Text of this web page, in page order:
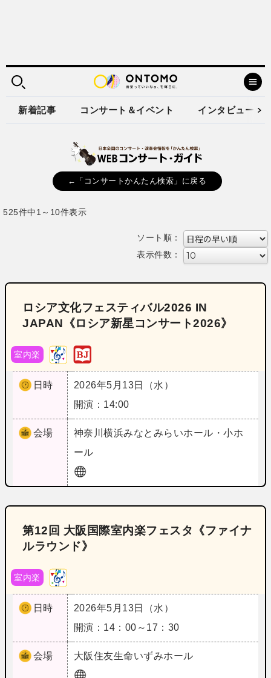
新着記事 コンサート＆イベント インタビュー
←「コンサートかんたん検索」に戻る
525件中1～10件表示
ソート順：
表示件数：
ロシア文化フェスティバル2026 IN
JAPAN《ロシア新星コンサート2026》
室内楽
日時
2026年5月13日（水）
開演：14:00
会場 神奈川横浜みなとみらいホール・小ホ
ール
第12回 大阪国際室内楽フェスタ《ファイナ
ルラウンド》
室内楽
日時
2026年5月13日（水）
開演：14：00～17：30
会場 大阪住友生命いずみホール